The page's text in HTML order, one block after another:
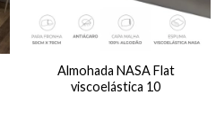
Almohada NASA Flat
viscoelástica 10